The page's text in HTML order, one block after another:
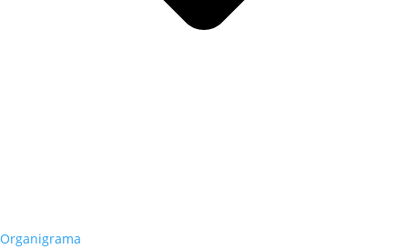
Organigrama